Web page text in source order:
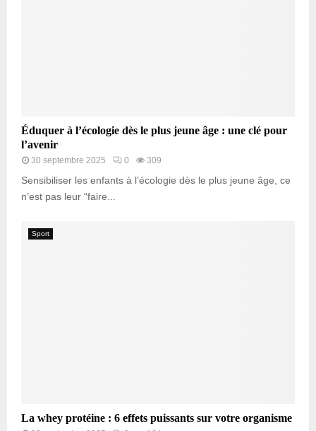
Éduquer à l’écologie dès le plus jeune âge : une clé pour
l’avenir
30 septembre 2025 0 309
Sensibiliser les enfants à l’écologie dès le plus jeune âge, ce
n’est pas leur “faire...
Sport
La whey protéine : 6 effets puissants sur votre organisme